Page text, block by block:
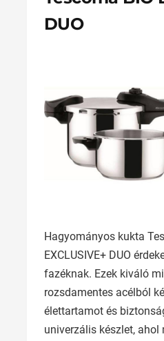
DUO
Hagyományos kukta
EXCLUSIVE+ DUO
fazéknak. Ezek kiváló
rozsdamentes acélból
élettartamot és
univerzális készlet,